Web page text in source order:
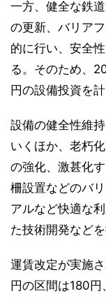
一方、健全な鉄
の更新、バリア
的に行い、安全
る。そのため、
円の設備投資を
設備の健全性維
いくほか、老朽
の強化、激甚化
柵設置などのバ
アルなど快適な
た技術開発などを
運賃改定が実施
円の区間は180